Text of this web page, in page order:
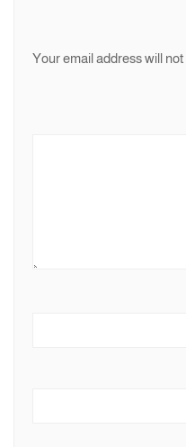
Your email address will not